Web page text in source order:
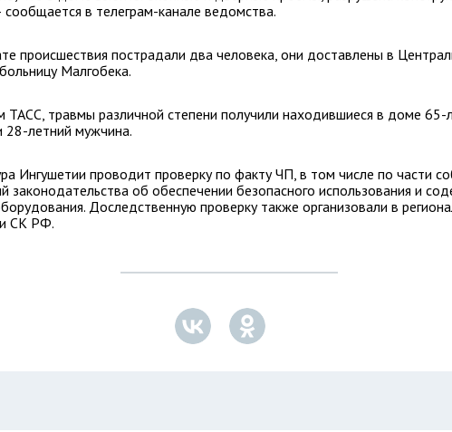
сообщается в телеграм-канале ведомства.
происшествия пострадали два человека, они доставлены в
Малгобека.
травмы различной степени получили находившиеся в доме 65-
летний мужчина.
Ингушетии проводит проверку по факту ЧП, в том числе по части
законодательства об обеспечении безопасного использования и
Доследственную проверку также организовали в
СК РФ.